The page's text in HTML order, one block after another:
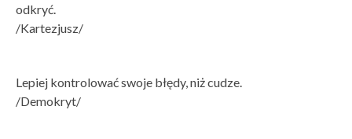
odkryć.
/Kartezjusz/
Lepiej kontrolować swoje błędy, niż cudze.
/Demokryt/